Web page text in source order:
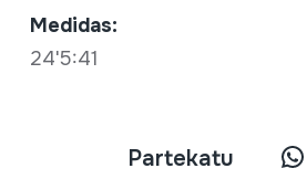
Medidas:
24'5:41
Partekatu